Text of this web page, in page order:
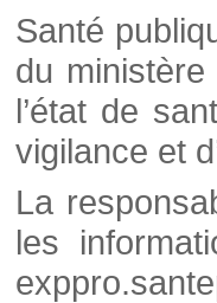
Santé
du
l’état de
vigilance et
La
les